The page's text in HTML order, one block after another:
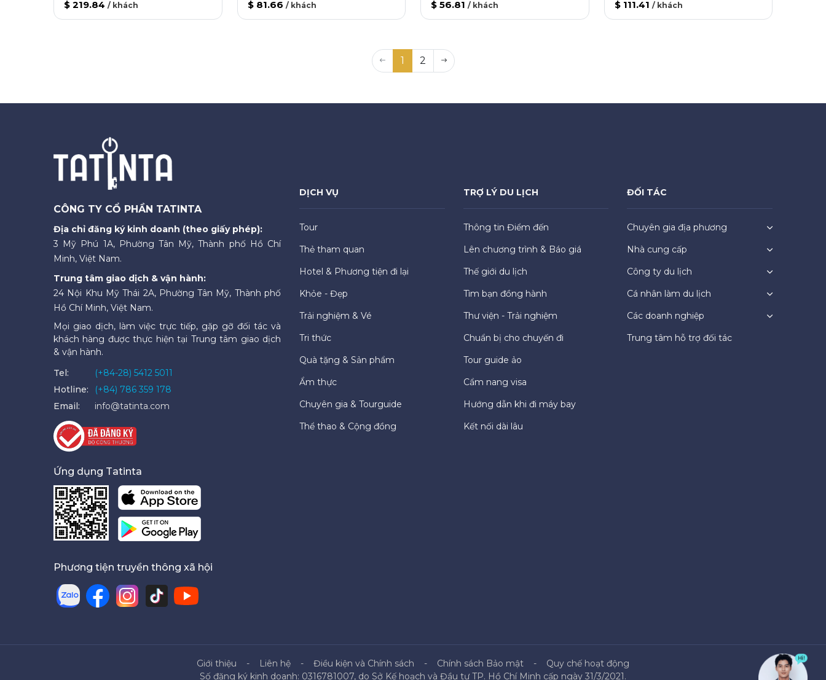
$ 219.84 / khách $ 81.66 / khách $ 56.81 / khách $ 111.41 / khách
1 2
CÔNG TY CỔ PHẦN TATINTA
Địa chỉ đăng ký kinh doanh (theo giấy phép):
3 Mỹ Phú 1A, Phường Tân Mỹ, Thành phố Hồ Chí
Minh, Việt Nam.
Trung tâm giao dịch & vận hành:
24 Nội Khu Mỹ Thái 2A, Phường Tân Mỹ, Thành phố
Hồ Chí Minh, Việt Nam.
Mọi giao dịch, làm việc trực tiếp, gặp gỡ đối tác và
khách hàng được thực hiện tại Trung tâm giao dịch
& vận hành.
Tel:
(+84-28) 5412 5011
Hotline:
(+84) 786 359 178
Email:
info@tatinta.com
Ứng dụng Tatinta
Phương tiện truyền thông xã hội
DỊCH VỤ
Tour
Thẻ tham quan
Hotel & Phương tiện đi lại
Khỏe - Đẹp
Trải nghiệm & Vé
Tri thức
Quà tặng & Sản phẩm
Ẩm thực
Chuyên gia & Tourguide
Thể thao & Cộng đồng
TRỢ LÝ DU LỊCH
Thông tin Điểm đến
Lên chương trình & Báo giá
Thế giới du lịch
Tìm bạn đồng hành
Thư viện - Trải nghiệm
Chuẩn bị cho chuyến đi
Tour guide ảo
Cẩm nang visa
Hướng dẫn khi đi máy bay
Kết nối dài lâu
ĐỐI TÁC
Chuyên gia địa phương
Nhà cung cấp
Công ty du lịch
Cá nhân làm du lịch
Các doanh nghiệp
Trung tâm hỗ trợ đối tác
Giới thiệu Liên hệ Điều kiện và Chính sách Chính sách Bảo mật
Quy chế hoạt động
Số đăng ký kinh doanh: 0316781007, do Sở Kế hoạch và Đầu tư TP. Hồ Chí Minh cấp ngày 31/3/2021.